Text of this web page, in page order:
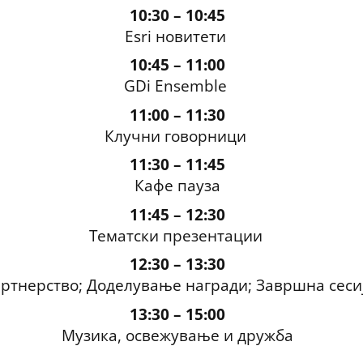
10:30 – 10:45
Esri новитети
10:45 – 11:00
GDi Ensemble
11:00 – 11:30
Клучни говорници
11:30 – 11:45
Кафе пауза
11:45 – 12:30
Тематски презентации
12:30 – 13:30
Доделување награди; Завршна
13:30 – 15:00
Музика, освежување и дружба